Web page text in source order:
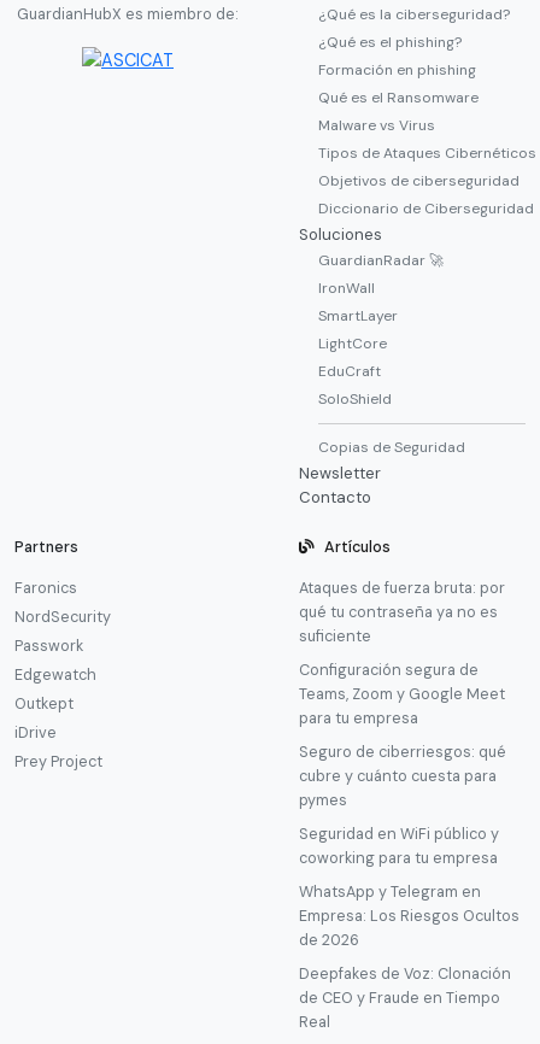
GuardianHubX es miembro de:
¿Qué es la ciberseguridad?
¿Qué es el phishing?
Formación en phishing
Qué es el Ransomware
Malware vs Virus
Tipos de Ataques Cibernéticos
Objetivos de ciberseguridad
Diccionario de Ciberseguridad
Soluciones
GuardianRadar 🚀
IronWall
SmartLayer
LightCore
EduCraft
SoloShield
Copias de Seguridad
Newsletter
Contacto
Partners
Faronics
NordSecurity
Passwork
Edgewatch
Outkept
iDrive
Prey Project
Artículos
Ataques de fuerza bruta: por
qué tu contraseña ya no es
suficiente
Configuración segura de
Teams, Zoom y Google Meet
para tu empresa
Seguro de ciberriesgos: qué
cubre y cuánto cuesta para
pymes
Seguridad en WiFi público y
coworking para tu empresa
WhatsApp y Telegram en
Empresa: Los Riesgos Ocultos
de 2026
Deepfakes de Voz: Clonación
de CEO y Fraude en Tiempo
Real